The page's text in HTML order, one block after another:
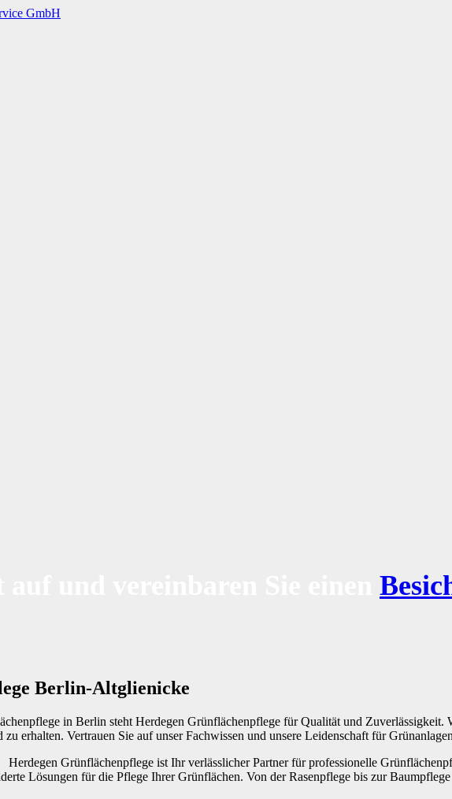
Berlin-Altglienicke
in Berlin steht Herdegen Grünflächenpflege für Qualität und Zuverlässigkeit.
erhalten. Vertrauen Sie auf unser Fachwissen und unsere Leidenschaft für
Herdegen Grünflächenpflege ist Ihr verlässlicher Partner für professionelle
Lösungen für die Pflege Ihrer Grünflächen. Von der Rasenpflege bis zur